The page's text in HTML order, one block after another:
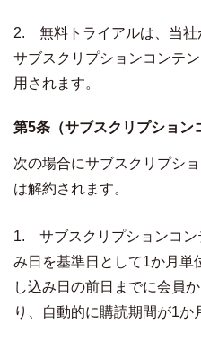
2. 無料トライアルは、当社
サブスクリプションコンテ
用されます。
第5条（サブスクリプション
次の場合にサブスクリプシ
は解約されます。
1. サブスクリプションコン
み日を基準日として1か月単
し込み日の前日までに会員
り、自動的に購読期間が1か